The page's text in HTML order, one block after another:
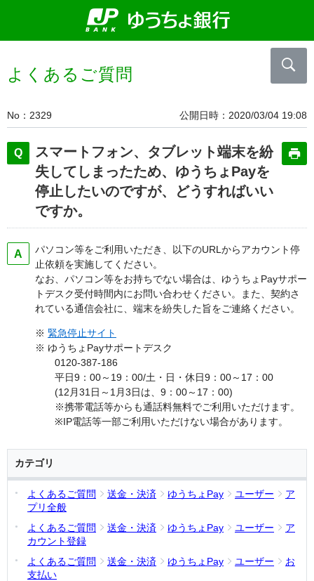
よくあるご質問
No 2329 公開日時 2020/03/04 19:08
スマートフォン、タブレット端末を紛
失してしまったため、ゆうちょPayを
停止したいのですが、どうすればいい
ですか。
パソコン等をご利用いただき、以下のURLからアカウント停
止依頼を実施してください。
なお、パソコン等をお持ちでない場合は、ゆうちょPayサポー
トデスク受付時間内にお問い合わせください。また、契約さ
れている通信会社に、端末を紛失した旨をご連絡ください。
※ 緊急停止サイト
※ ゆうちょPayサポートデスク
0120-387-186
平日9：00～19：00/土・日・休日9：00～17：00
(12月31日～1月3日は、9：00～17：00)
※携帯電話等からも通話料無料でご利用いただけます。
※IP電話等一部ご利用いただけない場合があります。
カテゴリ
よくあるご質問 送金・決済 ゆうちょPay ユーザー
ア
プリ全般
よくあるご質問
送金・決済 ゆうちょPay ユーザー
ア
カウント登録
よくあるご質問
送金・決済 ゆうちょPay ユーザー
お
支払い